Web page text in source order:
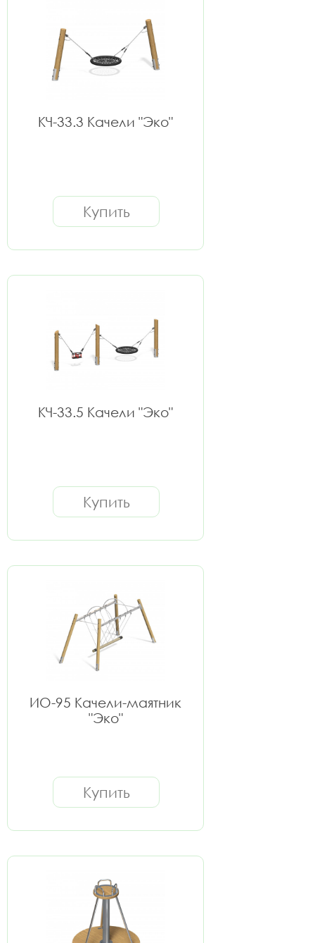
КЧ-33.3 Качели "Эко"
Купить
КЧ-33.5 Качели "Эко"
Купить
ИО-95 Качели-маятник
"Эко"
Купить